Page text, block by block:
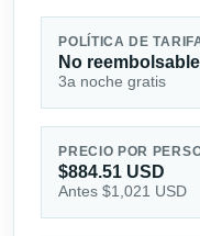
POLÍTICA DE
No reembolsable
3a noche gratis
PRECIO POR
$884.51 USD
Antes $1,021 USD